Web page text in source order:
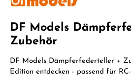
DF Models
Zubehör
DF Models Dämpferfederteller +
Edition entdecken - passend für